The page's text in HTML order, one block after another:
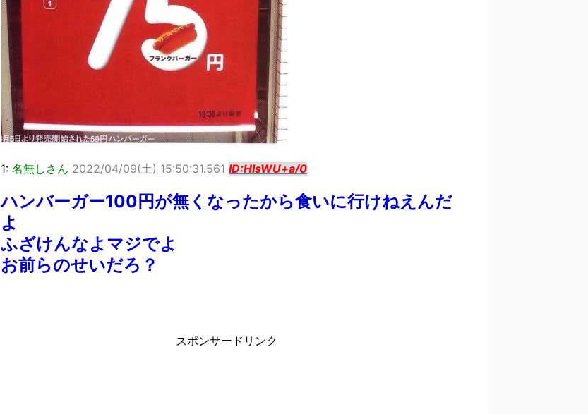
1: 名無しさん 2022/04/09(土) 15:50:31.561 ID:HIsWU+a/0
ハンバーガー100円が無くなったから食いに行けねえんだ
よ
ふざけんなよマジでよ
お前らのせいだろ？
スポンサードリンク